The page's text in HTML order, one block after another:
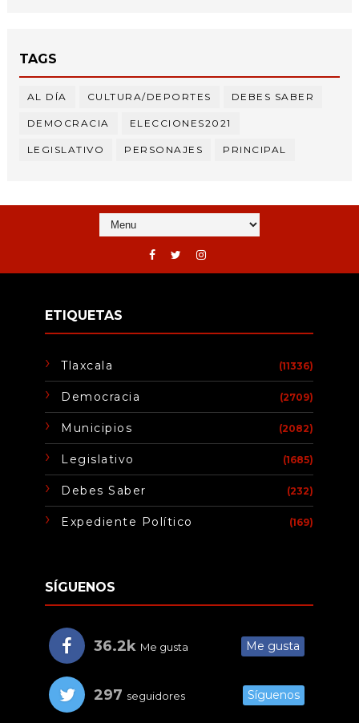
TAGS
AL DÍA CULTURA/DEPORTES DEBES SABER
DEMOCRACIA ELECCIONES2021
LEGISLATIVO PERSONAJES PRINCIPAL
ETIQUETAS
Tlaxcala (11336)
Democracia (2709)
Municipios (2082)
Legislativo (1685)
Debes Saber (232)
Expediente Político (169)
SÍGUENOS
36.2k Me gusta Me gusta
297 seguidores Síguenos